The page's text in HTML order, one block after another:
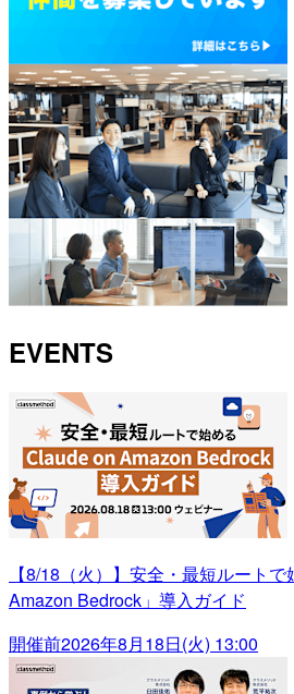
EVENTS
【8/18（火）】安全・最短ルート
Amazon Bedrock」導入ガイド
開催前2026年8月18日(火) 13:00